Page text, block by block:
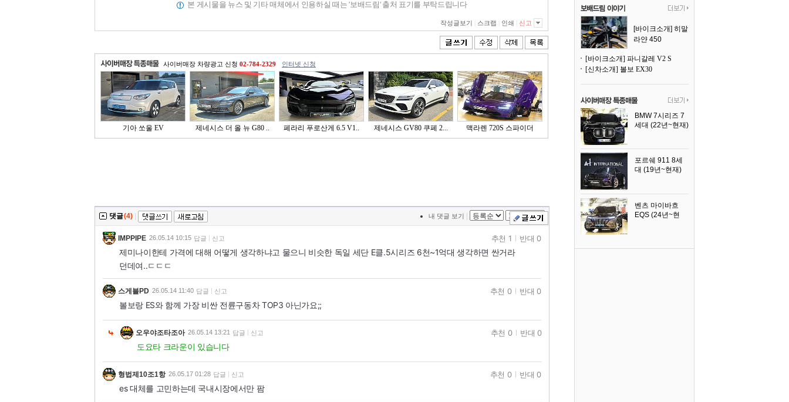
본 게시물을 뉴스 및 기타 매체에서 인용하실 때는 '보배드림' 출처 표기를 부탁드립니다
작성글보기 스크랩 인쇄 신고
사이버매장 차량광고 신청 02-784-2329 인터넷 신청
기아 쏘울 EV 제네시스 더 올 뉴 G80 .. 페라리 푸로산게 6.5 V1.. 제네시스 GV80 쿠페 2... 맥라렌 720S 스파이더
댓글(4) 내 댓글 보기
IMPPIPE 26.05.14 10:15 답글 신고
제미나이한테 가격에 대해 어떻게 생각하냐고 물으니 비슷한 독일 세단 E클.5시리즈 6천~1억대 생각하면 싼거라
던데여..ㄷㄷㄷ
추천 1 반대 0
스게블PD 26.05.14 11:40 답글 신고
볼보랑 ES와 함께 가장 비싼 전륜구동차 TOP3 아닌가요;;
추천 0 반대 0
오우야조타조아 26.05.14 13:21 답글 신고
도요타 크라운이 있습니다
추천 0 반대 0
형법제10조1항 26.05.17 01:28 답글 신고
es 대체를 고민하는데 국내시장에서만 팜
추천 0 반대 0
[바이크소개] 히말
라얀 450
[바이크소개] 파니갈레 V2 S
[신차소개] 볼보 EX30
BMW 7시리즈 7
세대 (22년~현재)
포르쉐 911 8세
대 (19년~현재)
벤츠 마이바흐
EQS (24년~현